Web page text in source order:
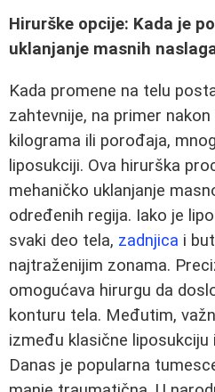
Hirurške opcije: Kada je
uklanjanje masnih
Kada promene na telu
zahtevnije, na primer
kilograma ili porođaja,
liposukciji. Ova hirurška
mehaničko uklanjanje
određenih regija. Iako je
svaki deo tela, zadnjica i
najtraženijim zonama.
omogućava hirurgu da
konturu tela. Međutim,
između klasične liposukciju
Danas je popularna